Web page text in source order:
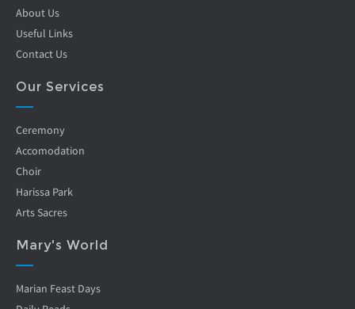
About Us
Useful Links
Contact Us
Our Services
Ceremony
Accomodation
Choir
Harissa Park
Arts Sacres
Mary's World
Marian Feast Days